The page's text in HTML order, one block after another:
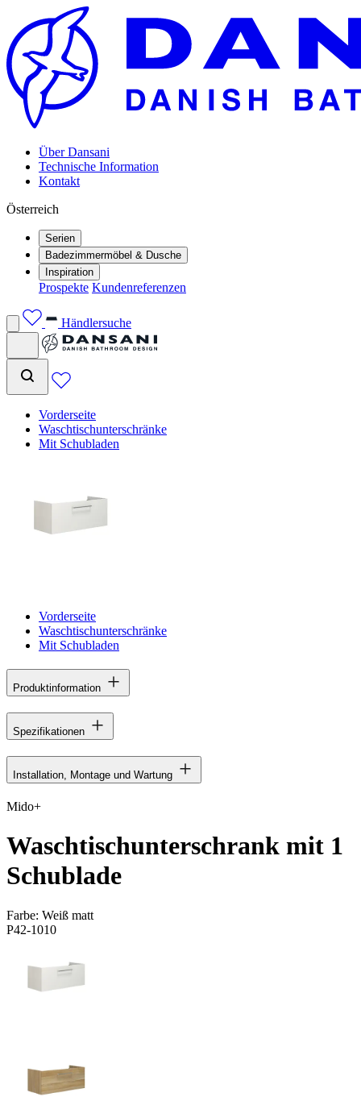
Über Dansani
Technische Information
Kontakt
Österreich
Serien
Badezimmermöbel & Dusche
Inspiration
Prospekte Kundenreferenzen
Händlersuche
Vorderseite
Waschtischunterschränke
Mit Schubladen
Vorderseite
Waschtischunterschränke
Mit Schubladen
Produktinformation
Spezifikationen
Installation, Montage und Wartung
Mido+
Waschtischunterschrank mit 1
Schublade
Farbe: Weiß matt
P42-1010